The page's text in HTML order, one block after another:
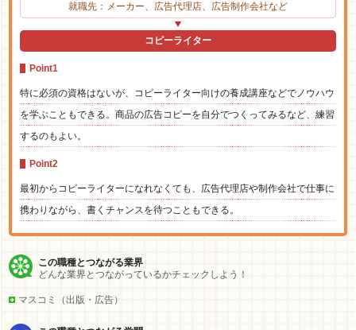
就職先：メーカー、広告代理店、広告制作会社など
コピーライター
Point1
特に必須の資格はないが、コピーライター向けの養成講座などでノウハウ
を学ぶこともできる。商品の広告コピーを自分でつくってみるなど、練習
するのもよい。
Point2
最初からコピーライターになれなくても、広告代理店や制作会社で仕事に
携わりながら、書くチャンスを待つこともできる。
この職種とつながる業界
どんな業界とつながっているかチェックしよう！
マスコミ（出版・広告）